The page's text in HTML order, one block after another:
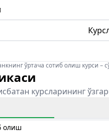
ўртача сотиб олиш курси
курсларининг
олиш